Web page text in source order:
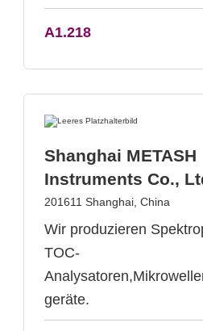
A1.218
Shanghai METASH
Instruments Co.,
201611 Shanghai, China
Wir produzieren
TOC-
geräte.